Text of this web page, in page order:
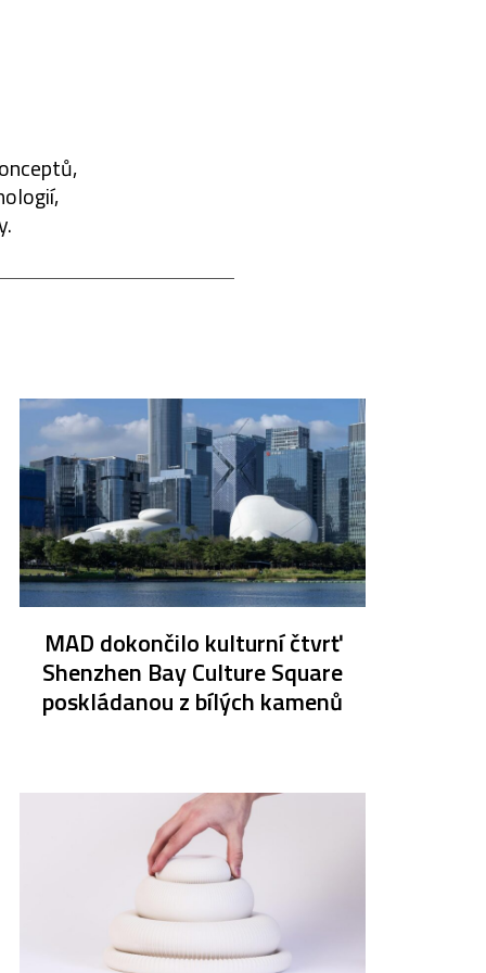
MAD dokončilo kulturní čtvrť
Shenzhen Bay Culture Square
poskládanou z bílých kamenů